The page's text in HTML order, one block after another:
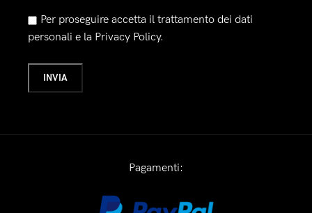
Per proseguire accetta il trattamento dei dati
personali e la Privacy Policy.
Pagamenti: